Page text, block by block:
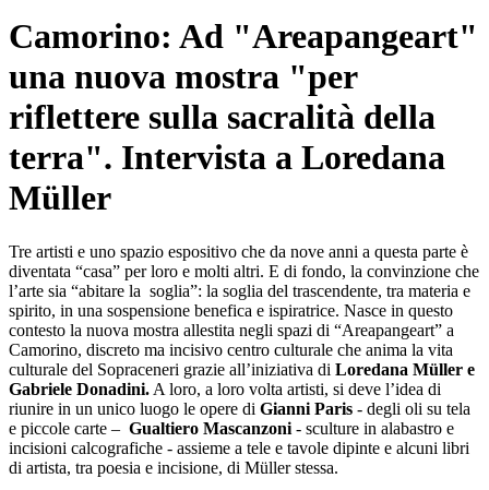
Camorino: Ad "Areapangeart"
una nuova mostra "per
riflettere sulla sacralità della
terra". Intervista a Loredana
Müller
Tre artisti e uno spazio espositivo che da nove anni a questa parte è
diventata “casa” per loro e molti altri. E di fondo, la convinzione che
l’arte sia “abitare la soglia”: la soglia del trascendente, tra materia e
spirito, in una sospensione benefica e ispiratrice. Nasce in questo
contesto la nuova mostra allestita negli spazi di “Areapangeart” a
Camorino, discreto ma incisivo centro culturale che anima la vita
culturale del Sopraceneri grazie all’iniziativa di Loredana Müller e
Gabriele Donadini. A loro, a loro volta artisti, si deve l’idea di
riunire in un unico luogo le opere di Gianni Paris - degli oli su tela
e piccole carte – Gualtiero Mascanzoni - sculture in alabastro e
incisioni calcografiche - assieme a tele e tavole dipinte e alcuni libri
di artista, tra poesia e incisione, di Müller stessa.